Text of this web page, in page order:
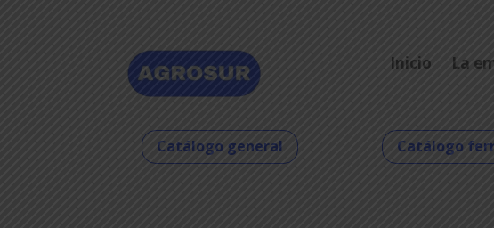
Inicio La
Catálogo general Catálogo